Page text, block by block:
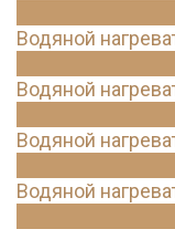
Водяной
Водяной
Водяной
Водяной